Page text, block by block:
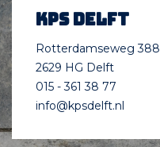
KPS Delft
Rotterdamseweg 388
2629 HG Delft
015 - 361 38 77
info@kpsdelft.nl